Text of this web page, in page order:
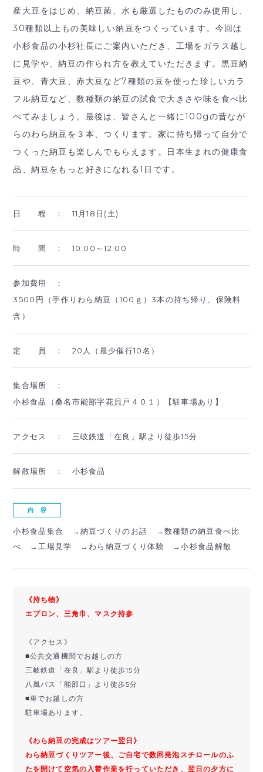
産大豆をはじめ、納豆菌、水も厳選したもののみ使用し、
30種類以上もの美味しい納豆をつくっています。今回は
小杉食品の小杉社長にご案内いただき、工場をガラス越し
に見学や、納豆の作られ方を教えていただきます。黒豆納
豆や、青大豆、赤大豆など7種類の豆を使った珍しいカラ
フル納豆など、数種類の納豆の試食で大きさや味を食べ比
べてみましょう。最後は、皆さんと一緒に100gの昔なが
らのわら納豆を３本、つくります。家に持ち帰って自分で
つくった納豆も楽しんでもらえます。日本生まれの健康食
品、納豆をもっと好きになれる1日です。
日 程 ： 11月18日(土)
時 間 ： 10:00～12:00
参加費用 ：
3500円（手作りわら納豆（100ｇ）3本の持ち帰り、保険料
含）
定 員 ： 20人（最少催行10名）
集合場所 ：
小杉食品（桑名市能部字花貝戸４０１）【駐車場あり】
アクセス ： 三岐鉄道「在良」駅より徒歩15分
解散場所 ： 小杉食品
内 容
小杉食品集合 →納豆づくりのお話 →数種類の納豆食べ比
べ →工場見学 →わら納豆づくり体験 →小杉食品解散
《持ち物》
エプロン、三角巾、マスク持参
《アクセス》
■公共交通機関でお越しの方
三岐鉄道「在良」駅より徒歩15分
八風バス「能部口」より徒歩5分
■車でお越しの方
駐車場あります。
《わら納豆の完成はツアー翌日》
わら納豆づくりツアー後、ご自宅で数回発泡スチロールのふ
たを開けて空気の入替作業を行っていただき、翌日の夕方に